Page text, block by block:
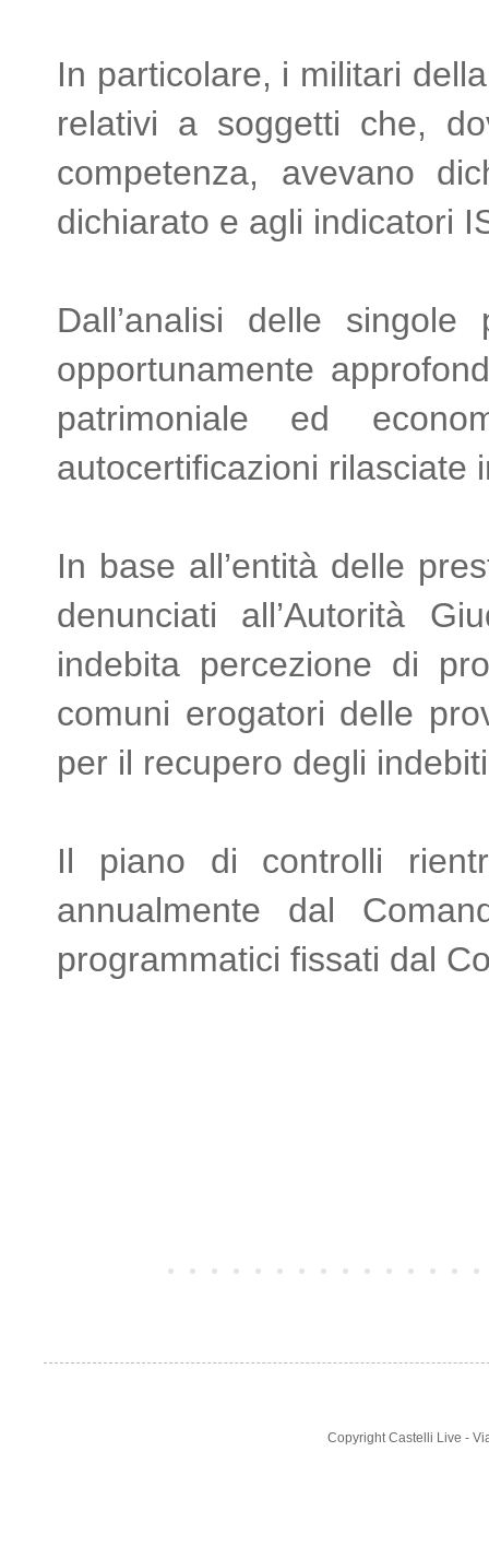
In particolare, i militari
relativi a soggetti che,
competenza, avevano
dichiarato e agli indicatori
Dall’analisi delle
opportunamente
patrimoniale ed
autocertificazioni
In base all’entità delle
denunciati all’Autorità
indebita percezione di
comuni erogatori delle
per il recupero degli
Il piano di controlli
annualmente dal
programmatici fissati dal
Copyright Castelli Live -